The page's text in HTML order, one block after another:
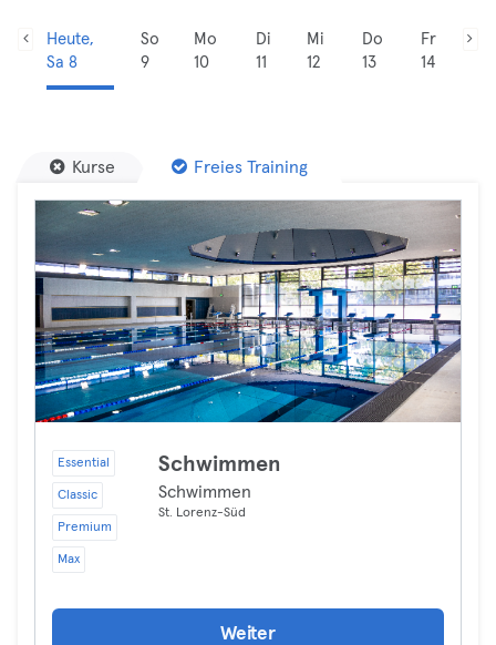
Heute,
Sa 8
So
9
Mo
10
Di
11
Mi
12
Do
13
Fr
14
Kurse Freies Training
Essential
Classic
Premium
Max
Schwimmen
Schwimmen
St. Lorenz-Süd
Weiter